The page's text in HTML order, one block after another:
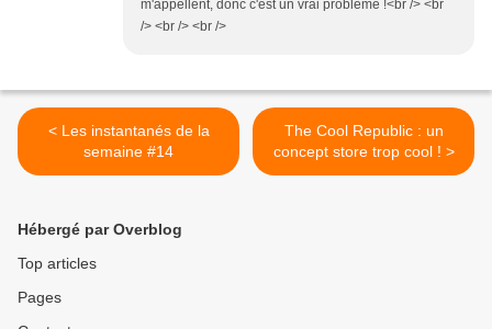
m'appellent, donc c'est un vrai problème !<br /> <br
/> <br /> <br />
< Les instantanés de la
semaine #14
The Cool Republic : un
concept store trop cool ! >
Hébergé par Overblog
Top articles
Pages